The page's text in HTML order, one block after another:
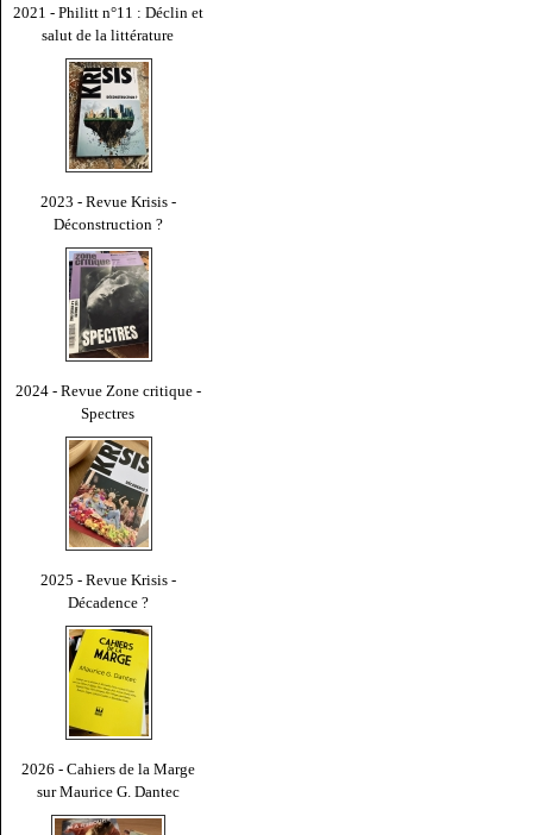
2021 - Philitt n°11 : Déclin et
salut de la littérature
2023 - Revue Krisis -
Déconstruction ?
2024 - Revue Zone critique -
Spectres
2025 - Revue Krisis -
Décadence ?
2026 - Cahiers de la Marge
sur Maurice G. Dantec